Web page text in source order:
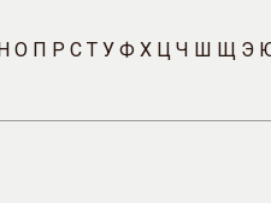
О П Р С Т У Ф Х Ц Ч Ш Щ Э